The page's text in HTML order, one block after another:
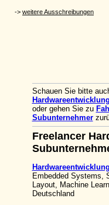
Schauen Sie bitte
Hardwareentwicklung
oder gehen Sie zu
Subunternehmer
Freelancer
Embedded Systems,
Layout, Machine
Deutschland